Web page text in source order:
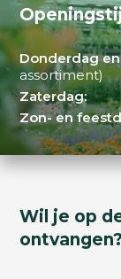
Donderdag
assortiment)
Zaterdag:
Zon- en
Wil je op
ontvangen?